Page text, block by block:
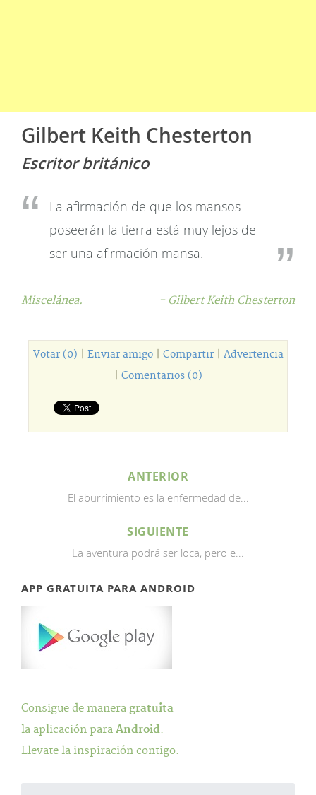
Gilbert Keith Chesterton
Escritor británico
La afirmación de que los mansos
poseerán la tierra está muy lejos de
ser una afirmación mansa.
Miscelánea. - Gilbert Keith Chesterton
Votar (0) Enviar amigo| Compartir| Advertencia
Comentarios (0)
ANTERIOR
El aburrimiento es la enfermedad de...
SIGUIENTE
La aventura podrá ser loca, pero e...
APP GRATUITA PARA ANDROID
Consigue de manera gratuita
la aplicación para Android.
Llevate la inspiración contigo.